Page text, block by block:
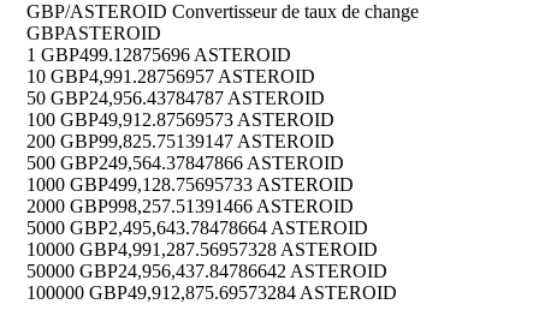
GBP/ASTEROID Convertisseur de taux de change
GBPASTEROID
1 GBP499.12875696 ASTEROID
10 GBP4,991.28756957 ASTEROID
50 GBP24,956.43784787 ASTEROID
100 GBP49,912.87569573 ASTEROID
200 GBP99,825.75139147 ASTEROID
500 GBP249,564.37847866 ASTEROID
1000 GBP499,128.75695733 ASTEROID
2000 GBP998,257.51391466 ASTEROID
5000 GBP2,495,643.78478664 ASTEROID
10000 GBP4,991,287.56957328 ASTEROID
50000 GBP24,956,437.84786642 ASTEROID
100000 GBP49,912,875.69573284 ASTEROID